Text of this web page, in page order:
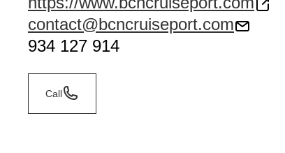
contact@bcncruiseport.com
934 127 914
Call